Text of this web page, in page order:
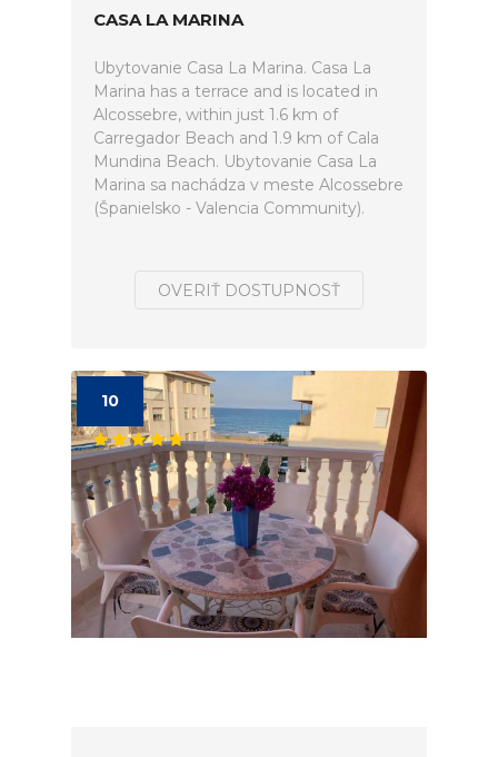
CASA LA MARINA
Ubytovanie Casa La Marina. Casa La
Marina has a terrace and is located in
Alcossebre, within just 1.6 km of
Carregador Beach and 1.9 km of Cala
Mundina Beach. Ubytovanie Casa La
Marina sa nachádza v meste Alcossebre
(Španielsko - Valencia Community).
OVERIŤ DOSTUPNOSŤ
10